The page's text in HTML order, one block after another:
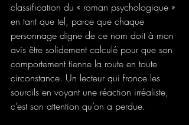
classification du « roman psychologique »
en tant que tel, parce que chaque
personnage digne de ce nom doit à mon
avis être solidement calculé pour que son
comportement tienne la route en toute
circonstance. Un lecteur qui fronce les
sourcils en voyant une réaction irréaliste,
c’est son attention qu’on a perdue.